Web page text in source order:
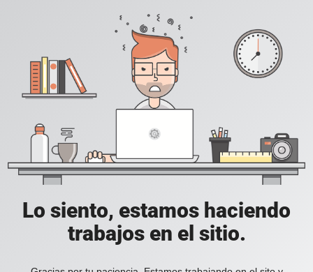
Lo siento, estamos haciendo
trabajos en el sitio.